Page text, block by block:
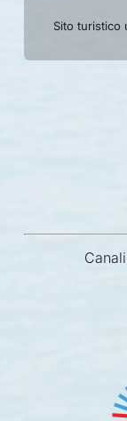
Sito turistico